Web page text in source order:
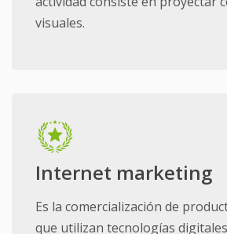
visuales.
Internet marketing
Es la comercialización de
que utilizan tecnologías